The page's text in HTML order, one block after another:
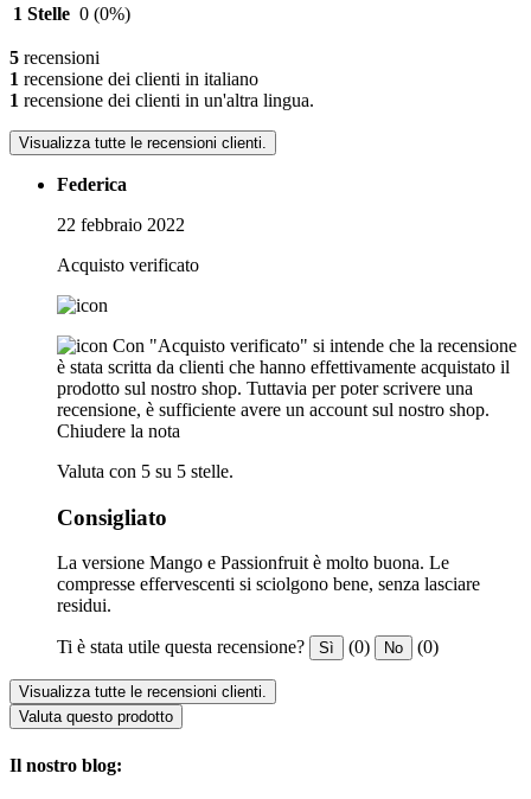
1 Stelle 0 (0%)
5 recensioni
1 recensione dei clienti in italiano
1 recensione dei clienti in un'altra lingua.
Visualizza tutte le recensioni clienti.
Federica
22 febbraio 2022
Acquisto verificato
Con "Acquisto verificato" si intende che la recensione
è stata scritta da clienti che hanno effettivamente acquistato il
prodotto sul nostro shop. Tuttavia per poter scrivere una
recensione, è sufficiente avere un account sul nostro shop.
Chiudere la nota
Valuta con 5 su 5 stelle.
Consigliato
La versione Mango e Passionfruit è molto buona. Le
compresse effervescenti si sciolgono bene, senza lasciare
residui.
Ti è stata utile questa recensione? Sì (0) No (0)
Visualizza tutte le recensioni clienti.
Valuta questo prodotto
Il nostro blog: